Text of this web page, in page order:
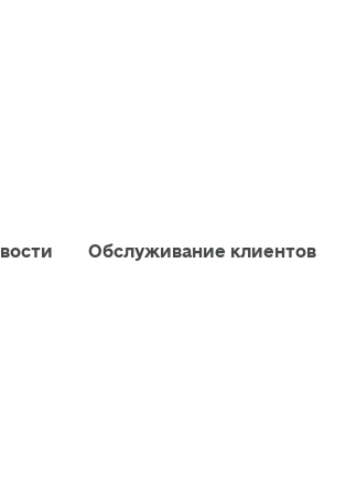
Обслуживание клиентов